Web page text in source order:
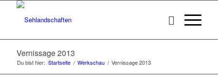
Vernissage 2013
Du bist hier: Startseite / Werkschau / Vernissage 2013